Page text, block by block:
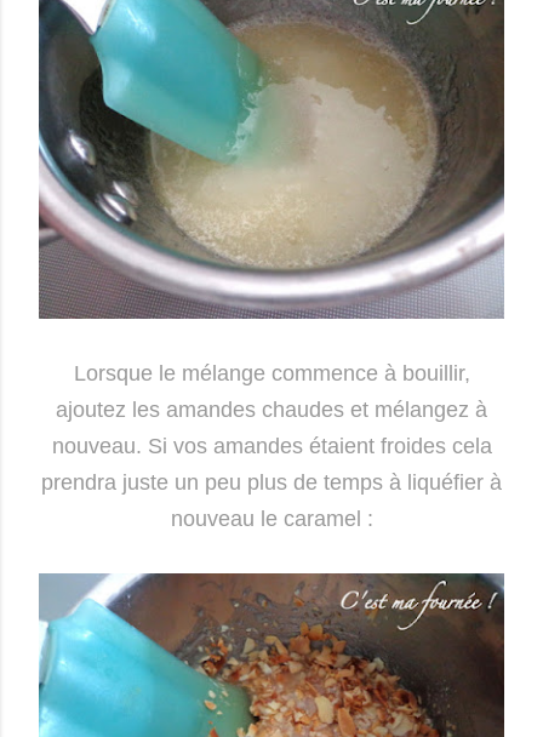
Lorsque le mélange commence à bouillir,
ajoutez les amandes chaudes et mélangez à
nouveau. Si vos amandes étaient froides cela
prendra juste un peu plus de temps à liquéfier à
nouveau le caramel :